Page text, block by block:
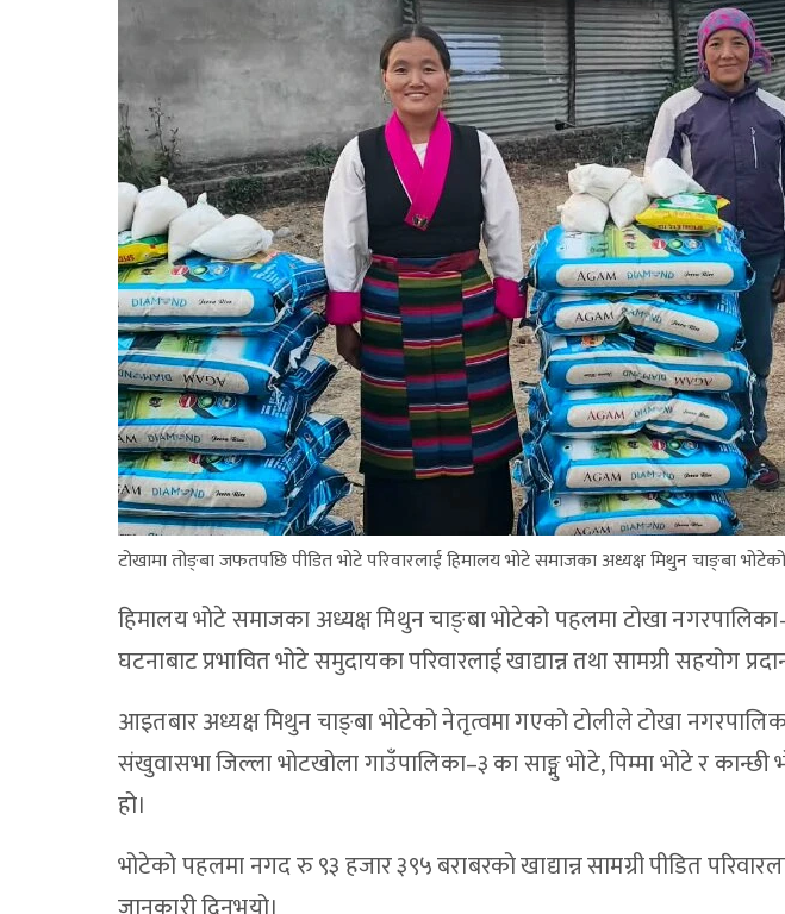
टोखामा तोङ्बा जफतपछि पीडित भोटे परिवारलाई हिमालय भोटे समाजका अध्यक्ष मिथुन चाङ्बा
हिमालय भोटे समाजका अध्यक्ष मिथुन चाङ्बा भोटेको पहलमा टोखा
घटनाबाट प्रभावित भोटे समुदायका परिवारलाई खाद्यान्न तथा सामग्री सहयोग
आइतबार अध्यक्ष मिथुन चाङ्बा भोटेको नेतृत्वमा गएको टोलीले टोखा
संखुवासभा जिल्ला भोटखोला गाउँपालिका–३ का साङ्मु भोटे, पिम्मा भोटे र
हो।
भोटेको पहलमा नगद रु ९३ हजार ३९५ बराबरको खाद्यान्न सामग्री पीडित